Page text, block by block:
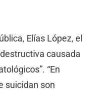
Elías López, el
causada
“En
suicidan son